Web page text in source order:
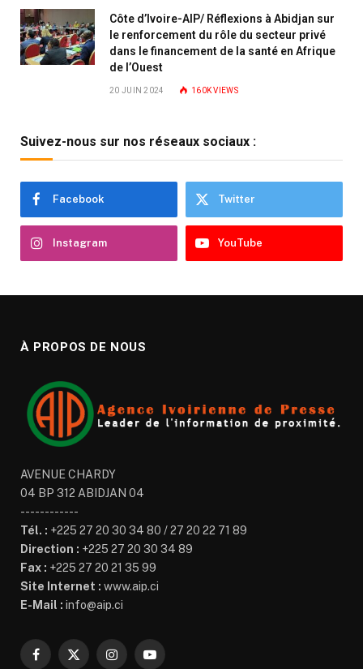
Côte d’Ivoire-AIP/ Réflexions à Abidjan sur
le renforcement du rôle du secteur privé
dans le financement de la santé en Afrique
de l’Ouest
20 JUIN 2024 160KVIEWS
Suivez-nous sur nos réseaux sociaux :
Facebook Twitter
Instagram YouTube
À PROPOS DE NOUS
AVENUE CHARDY
04 BP 312 ABIDJAN 04
------------
Tél. : +225 27 20 30 34 80 / 27 20 22 71 89
Direction : +225 27 20 30 34 89
Fax : +225 27 20 21 35 99
Site Internet : www.aip.ci
E-Mail : info@aip.ci
Facebook
X
InstagramYouTube